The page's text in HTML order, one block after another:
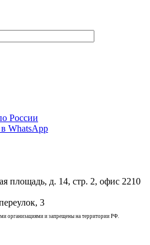
России
WhatsApp
площадь, д. 14, стр. 2, офис 2210
3
организациями и запрещены на территории РФ.